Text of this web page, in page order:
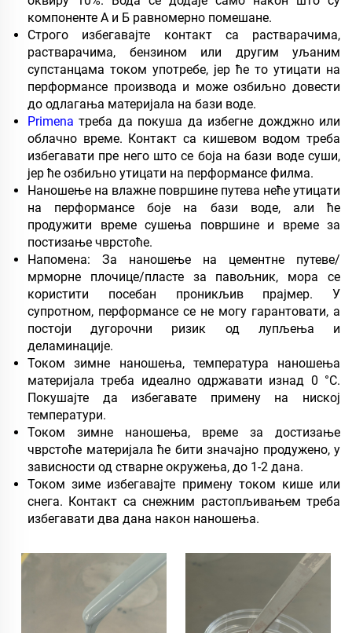
компоненте А и Б равномерно помешане.
Строго избегавајте контакт са растварачима,
растварачима, бензином или другим уљаним
супстанцама током употребе, јер ће то утицати на
перформансе производа и може озбиљно довести
до одлагања материјала на бази воде.
Primenaтреба да покуша да избегне дожджно или
облачно време. Контакт са кишевом водом треба
избегавати пре него што се боја на бази воде суши,
јер ће озбиљно утицати на перформансе филма.
Наношење на влажне површине путева неће утицати
на перформансе боје на бази воде, али ће
продужити време сушења површине и време за
постизање чврстоће.
Напомена: За наношење на цементне путеве/
мрморне плочице/пласте за павољник, мора се
користити посебан проникљив прајмер. У
супротном, перформансе се не могу гарантовати, а
постоји дугорочни ризик од лупљења и
деламинације.
Током зимне наношења, температура наношења
материјала треба идеално одржавати изнад 0 °C.
Покушајте да избегавате примену на ниској
температури.
Током зимне наношења, време за достизање
чврстоће материјала ће бити значајно продужено, у
зависности од стварне окружења, до 1-2 дана.
Током зиме избегавајте примену током кише или
снега. Контакт са снежним растопљивањем треба
избегавати два дана након наношења.